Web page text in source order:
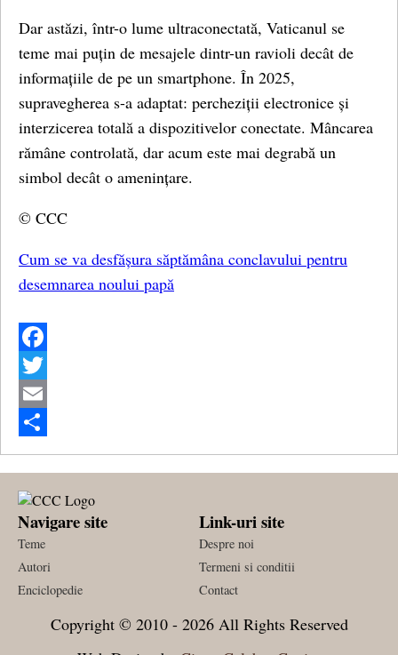
Dar astăzi, într-o lume ultraconectată, Vaticanul se
teme mai puțin de mesajele dintr-un ravioli decât de
informațiile de pe un smartphone. În 2025,
supravegherea s-a adaptat: percheziții electronice și
interzicerea totală a dispozitivelor conectate. Mâncarea
rămâne controlată, dar acum este mai degrabă un
simbol decât o amenințare.
© CCC
Cum se va desfășura săptămâna conclavului pentru
desemnarea noului papă
Facebook
Twitter
Email
Share
Navigare site
Teme
Autori
Enciclopedie
Link-uri site
Despre noi
Termeni si conditii
Contact
Copyright © 2010 - 2026 All Rights Reserved